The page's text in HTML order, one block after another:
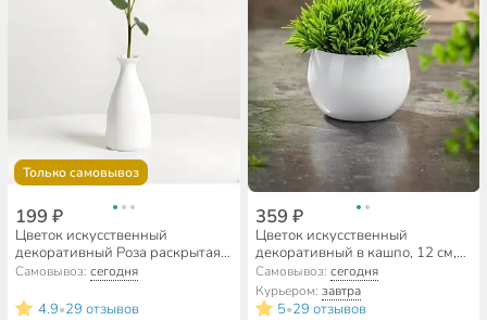
Только самовывоз
199 ₽
Цветок искусственный
декоративный Роза раскрытая,
62 см, белый, Y3-1543
Самовывоз:сегодня
4.9•29 отзывов
359 ₽
Цветок искусственный
декоративный в кашпо, 12 см,
Y4-8348
Самовывоз: сегодня
Курьером: завтра
5•29 отзывов